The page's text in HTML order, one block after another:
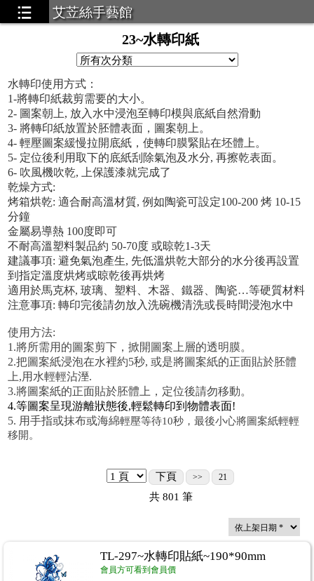
艾苙絲手藝館
23~水轉印紙
水轉印使用方式：
1-將轉印紙裁剪需要的大小。
2- 圖案朝上, 放入水中浸泡至轉印模與底紙自然滑動
3- 將轉印紙放置於胚體表面，圖案朝上。
4- 輕壓圖案緩慢拉開底紙，使轉印膜緊貼在坯體上。
5- 定位後利用取下的底紙刮除氣泡及水分, 再擦乾表面。
6- 吹風機吹乾, 上保護漆就完成了
乾燥方式:
烤箱烘乾: 適合耐高溫材質, 例如陶瓷可設定100-200 烤 10-15
分鐘
金屬易導熱 100度即可
不耐高溫塑料製品約 50-70度 或晾乾1-3天
建議事項: 避免氣泡產生, 先低溫烘乾大部分的水分後再設置
到指定溫度烘烤或晾乾後再烘烤
適用於馬克杯, 玻璃、塑料、木器、鐵器、陶瓷…等硬質材料
注意事項: 轉印完後請勿放入洗碗機清洗或長時間浸泡水中
使用方法:
1.將所需用的圖案剪下，掀開圖案上層的透明膜。
2.把圖案紙浸泡在水裡約5秒, 或是將圖案紙的正面貼於胚體
上,用水輕輕沾溼.
3.將圖案紙的正面貼於胚體上，定位後請勿移動。
4.等圖案呈現游離狀態後,輕鬆轉印到物體表面!
5. 用手指或抹布或海綿輕壓等待10秒，最後小心將圖案紙輕輕
移開。
下頁 >> 21
共 801 筆
TL-297~水轉印貼紙~190*90mm
會員方可看到會員價